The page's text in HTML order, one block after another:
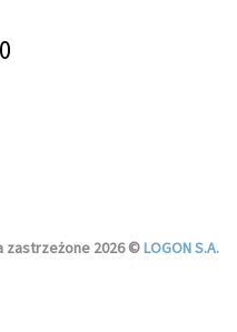
zastrzeżone 2026 ©LOGON S.A.